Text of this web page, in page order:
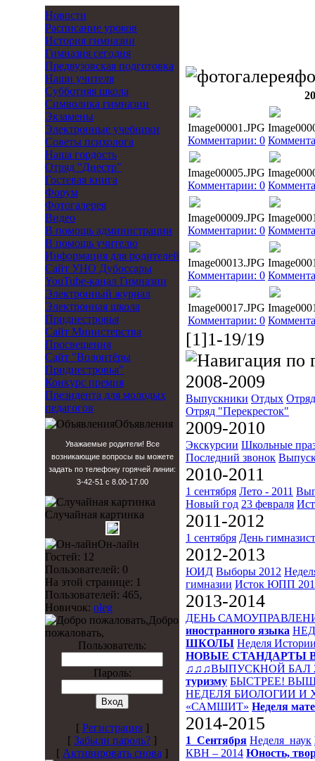
Новости
Расписание уроков
История гимназии
Гимназия сегодня
Предвузовская подготовка
Наши учителя
Субботняя школа
Символика гимназии
Экзамены
Электронные учебники
Советы психолога
Наша гордость
Отряд "Днестр"
Гостевая книга
Форум
Фотогалерея
Видео
В помощь администрации
В помощь учителю
Информация для родителей
Cайт УНО Дубоссары
YouTube-канал Гимназии
Электронный журнал
Электронная школа
Приднестровья
Сайт Министерства
Просвещения
Сайт "Волонтёры
Приднестровья"
Конкурс премия
Президента для молодых
педагогов
Объявления
Уважаемые родители! Все
возникающие вопросы вы можете
задать по телефону горячей линии:
3-42-51 с 8.00-17.00
Случайная картинка
Он-лайн
Гостей: 12
Пользователей: 0
На этой странице: 1
Пользователей: 465,
Новичок: oleg
Добро
пожаловать,
Пользователь:
Пароль:
[ Регистрация]
[ Забыли пароль? ]
[ Активировать снова ]
Image00001.JPG
Комментарии: 0
Image00005.JPG
Комментарии: 0
Image00009.JPG
Комментарии: 0
Image00013.JPG
Комментарии: 0
Image00017.JPG
Комментарии: 0
[1]1-19/19
2008-2009
Выпускники Отдых
Отряд "Перекресток"
2009-2010
Экскурсии Школьные
Последний звонок
2010-2011
1 сентября Лето - 2011
Новый год 23 февраля
2011-2012
1 сентября День
2012-2013
ЮИД Выборы 2012
гимназии Исток ЮПП
2013-2014
ДЕНЬ
иностранного языка
ШКОЛЫ Неделя
НОВЫЕ СТАНДАРТЫ
♫♫♫ВЫПУСКНОЙ БАЛ
туризму БЫСТРЕЕ!
НЕДЕЛЯ БИОЛОГИИ И
«САМШИТ» Неделя
2014-2015
1_Сентября Неделя_наук
КВН – 2014 Юность,